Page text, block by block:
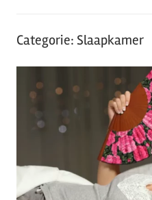
Categorie: Slaapkamer